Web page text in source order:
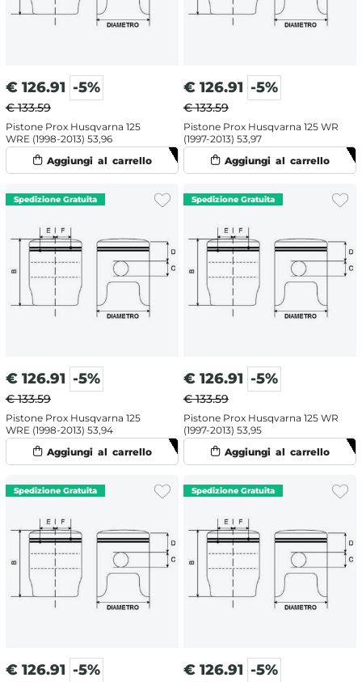
€ 126.91 -5%
€ 133.59
Pistone Prox Husqvarna 125
WRE (1998-2013) 53,96
€ 126.91 -5%
€ 133.59
Pistone Prox Husqvarna 125 WR
(1997-2013) 53,97
€ 126.91 -5%
€ 133.59
Pistone Prox Husqvarna 125
WRE (1998-2013) 53,94
€ 126.91 -5%
€ 133.59
Pistone Prox Husqvarna 125 WR
(1997-2013) 53,95
€ 126.91 -5% € 126.91 -5%